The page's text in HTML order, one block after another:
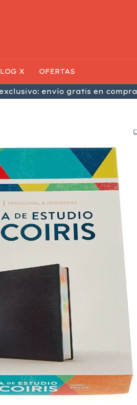
envío gratis en
X OFERTAS